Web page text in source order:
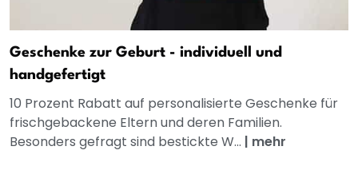
Geschenke zur Geburt - individuell und
handgefertigt
10 Prozent Rabatt auf personalisierte Geschenke für
frischgebackene Eltern und deren Familien.
Besonders gefragt sind bestickte W... | mehr